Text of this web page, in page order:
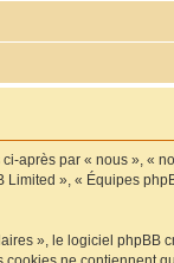
par « nous », «
», « Équipes
», le logiciel phpBB